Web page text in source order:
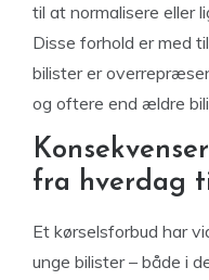
til at normalisere eller
Disse forhold er med
bilister er
og oftere end ældre
fra hverdag
Et kørselsforbud har
unge bilister – både i